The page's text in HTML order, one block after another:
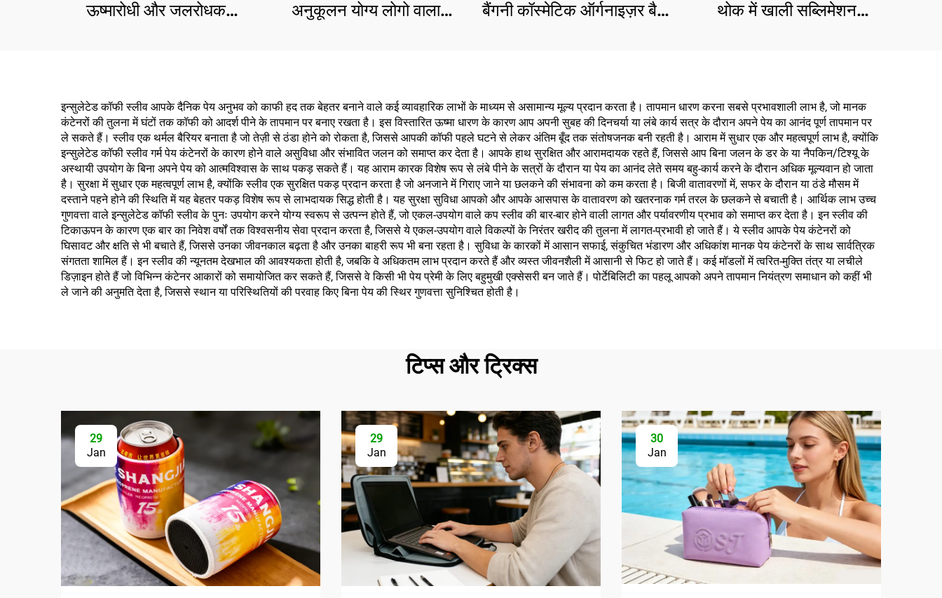
ऊष्मारोधी और जलरोधक
अनुकूलन योग्य लोगो वाला
बैंगनी कॉस्मेटिक ऑर्गनाइज़र बैग,
थोक में खाली सब्लिमेशन
इन्सुलेटेड कॉफी स्लीव आपके दैनिक पेय अनुभव को काफी हद तक बेहतर बनाने वाले कई व्यावहारिक लाभों के माध्यम से असामान्य मूल्य प्रदान करता है। तापमान धारण करना सबसे प्रभावशाली लाभ है, जो मानक
कंटेनरों की तुलना में घंटों तक कॉफी को आदर्श पीने के तापमान पर बनाए रखता है। इस विस्तारित ऊष्मा धारण के कारण आप अपनी सुबह की दिनचर्या या लंबे कार्य सत्र के दौरान अपने पेय का आनंद पूर्ण तापमान पर
ले सकते हैं। स्लीव एक थर्मल बैरियर बनाता है जो तेज़ी से ठंडा होने को रोकता है, जिससे आपकी कॉफी पहले घटने से लेकर अंतिम बूँद तक संतोषजनक बनी रहती है। आराम में सुधार एक और महत्वपूर्ण लाभ है, क्योंकि
इन्सुलेटेड कॉफी स्लीव गर्म पेय कंटेनरों के कारण होने वाले असुविधा और संभावित जलन को समाप्त कर देता है। आपके हाथ सुरक्षित और आरामदायक रहते हैं, जिससे आप बिना जलन के डर के या नैपकिन/टिश्यू के
अस्थायी उपयोग के बिना अपने पेय को आत्मविश्वास के साथ पकड़ सकते हैं। यह आराम कारक विशेष रूप से लंबे पीने के सत्रों के दौरान या पेय का आनंद लेते समय बहु-कार्य करने के दौरान अधिक मूल्यवान हो जाता
है। सुरक्षा में सुधार एक महत्वपूर्ण लाभ है, क्योंकि स्लीव एक सुरक्षित पकड़ प्रदान करता है जो अनजाने में गिराए जाने या छलकने की संभावना को कम करता है। बिजी वातावरणों में, सफर के दौरान या ठंडे मौसम में
दस्ताने पहने होने की स्थिति में यह बेहतर पकड़ विशेष रूप से लाभदायक सिद्ध होती है। यह सुरक्षा सुविधा आपको और आपके आसपास के वातावरण को खतरनाक गर्म तरल के छलकने से बचाती है। आर्थिक लाभ उच्च
गुणवत्ता वाले इन्सुलेटेड कॉफी स्लीव के पुनः उपयोग करने योग्य स्वरूप से उत्पन्न होते हैं, जो एकल-उपयोग वाले कप स्लीव की बार-बार होने वाली लागत और पर्यावरणीय प्रभाव को समाप्त कर देता है। इन स्लीव की
टिकाऊपन के कारण एक बार का निवेश वर्षों तक विश्वसनीय सेवा प्रदान करता है, जिससे ये एकल-उपयोग वाले विकल्पों के निरंतर खरीद की तुलना में लागत-प्रभावी हो जाते हैं। ये स्लीव आपके पेय कंटेनरों को
घिसावट और क्षति से भी बचाते हैं, जिससे उनका जीवनकाल बढ़ता है और उनका बाहरी रूप भी बना रहता है। सुविधा के कारकों में आसान सफाई, संकुचित भंडारण और अधिकांश मानक पेय कंटेनरों के साथ सार्वत्रिक
संगतता शामिल हैं। इन स्लीव की न्यूनतम देखभाल की आवश्यकता होती है, जबकि वे अधिकतम लाभ प्रदान करते हैं और व्यस्त जीवनशैली में आसानी से फिट हो जाते हैं। कई मॉडलों में त्वरित-मुक्ति तंत्र या लचीले
डिज़ाइन होते हैं जो विभिन्न कंटेनर आकारों को समायोजित कर सकते हैं, जिससे वे किसी भी पेय प्रेमी के लिए बहुमुखी एक्सेसरी बन जाते हैं। पोर्टेबिलिटी का पहलू आपको अपने तापमान नियंत्रण समाधान को कहीं भी
ले जाने की अनुमति देता है, जिससे स्थान या परिस्थितियों की परवाह किए बिना पेय की स्थिर गुणवत्ता सुनिश्चित होती है।
टिप्स और ट्रिक्स
29
Jan
29
Jan
30
Jan